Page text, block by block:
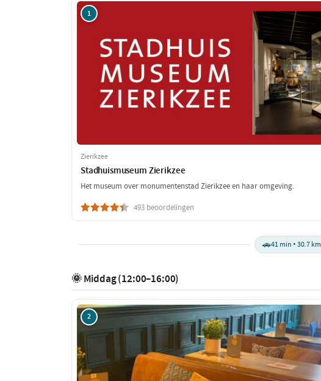
1
Zierikzee
Stadhuismuseum Zierikzee
Het museum over monumentenstad Zierikzee en haar omgeving.
493 beoordelingen
🚗41 min • 30.7 km
🌞 Middag (12:00–16:00)
2